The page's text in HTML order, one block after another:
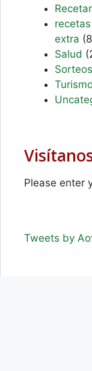
extra
Salud
Sorteos
Please enter
Tweets by